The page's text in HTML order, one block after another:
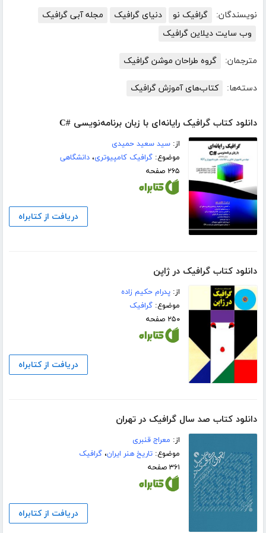
نویسندگان: گرافیک نو دنیای گرافیک
مجله آبی گرافیک
وب سایت دیلاین گرافیک
مترجمان: گروه طراحان موشن گرافیک
دسته‌ها: کتاب‌های آموزش گرافیک
دانلود کتاب گرافیک رایانه‌ای با زبان برنامه‌نویسی #C
از:سید سعید حمیدی
موضوع:گرافیک کامپیوتری،دانشگاهی
۲۶۵ صفحه
دریافت از کتابراه
دانلود کتاب گرافیک در ژاپن
از:پدرام حکیم زاده
موضوع:گرافیک
۲۵۰ صفحه
دریافت از کتابراه
دانلود کتاب صد سال گرافیک در تهران
از: معراج قنبری
موضوع:تاریخ هنر ایران،گرافیک
۳۶۱ صفحه
دریافت از کتابراه